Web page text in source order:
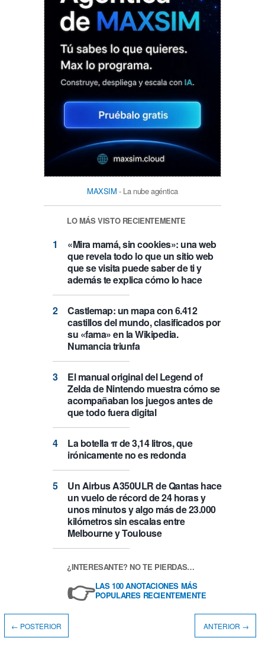
MAXSIM - La nube agéntica
LO MÁS VISTO RECIENTEMENTE
«Mira mamá, sin cookies»: una web
que revela todo lo que un sitio web
que se visita puede saber de ti y
además te explica cómo lo hace
Castlemap: un mapa con 6.412
castillos del mundo, clasificados por
su «fama» en la Wikipedia.
Numancia triunfa
El manual original del Legend of
Zelda de Nintendo muestra cómo se
acompañaban los juegos antes de
que todo fuera digital
La botella π de 3,14 litros, que
irónicamente no es redonda
Un Airbus A350ULR de Qantas hace
un vuelo de récord de 24 horas y
unos minutos y algo más de 23.000
kilómetros sin escalas entre
Melbourne y Toulouse
¿INTERESANTE? NO TE PIERDAS…
👉LAS 100 ANOTACIONES MÁS
POPULARES RECIENTEMENTE
← POSTERIOR ANTERIOR →